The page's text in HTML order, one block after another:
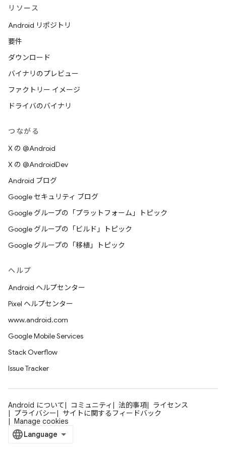
リソース
Android リポジトリ
要件
ダウンロード
バイナリのプレビュー
ファクトリー イメージ
ドライバのバイナリ
つながる
X の @Android
X の @AndroidDev
Android ブログ
Google セキュリティ ブログ
Google グループの「プラットフォーム」トピック
Google グループの「ビルド」トピック
Google グループの「移植」トピック
ヘルプ
Android ヘルプセンター
Pixel ヘルプセンター
www.android.com
Google Mobile Services
Stack Overflow
Issue Tracker
Android について コミュニティ 法的事項
ライセンス
プライバシー
サイトに関するフィードバック
Manage cookies